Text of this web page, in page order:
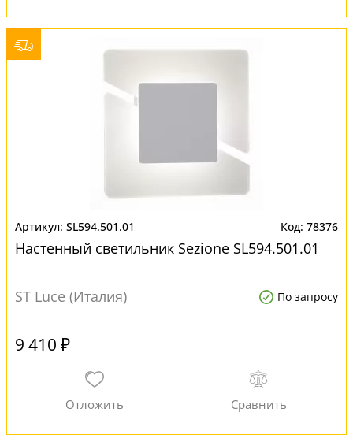
SL594.501.01 78376
Настенный светильник Sezione SL594.501.01
ST Luce (Италия) По запросу
9 410 ₽